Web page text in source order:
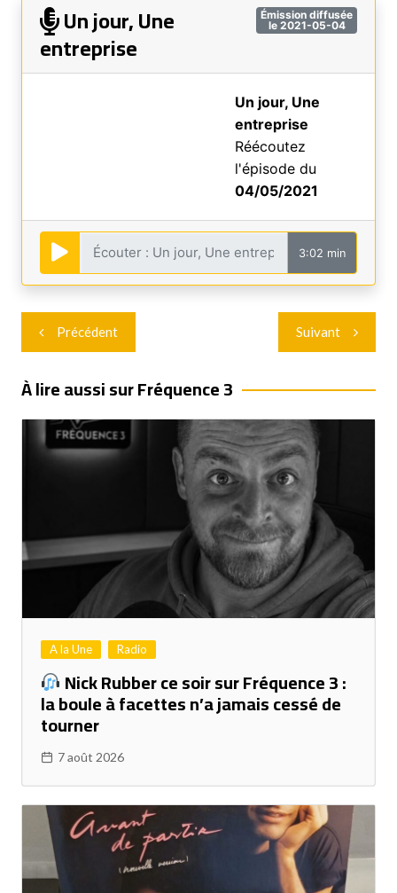
Émission diffusée
le 2021-05-04
Un jour, Une
entreprise
Un jour, Une
entreprise
Réécoutez
l'épisode du
04/05/2021
3:02 min
Navigation
de
l’article
Précédent Suivant
À lire aussi sur Fréquence 3
A la Une Radio
Nick Rubber ce soir sur Fréquence 3 :
la boule à facettes n’a jamais cessé de
tourner
7 août 2026